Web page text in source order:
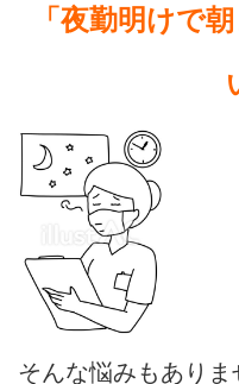
「夜勤明けで
そんな悩みもありま